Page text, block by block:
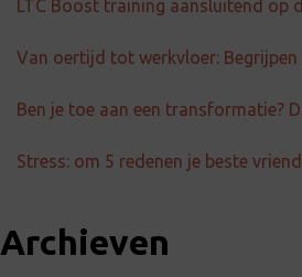
LTC Boost training aansluitend op
Van oertijd tot werkvloer:
Ben je toe aan een transformatie?
Stress: om 5 redenen je beste
Archieven